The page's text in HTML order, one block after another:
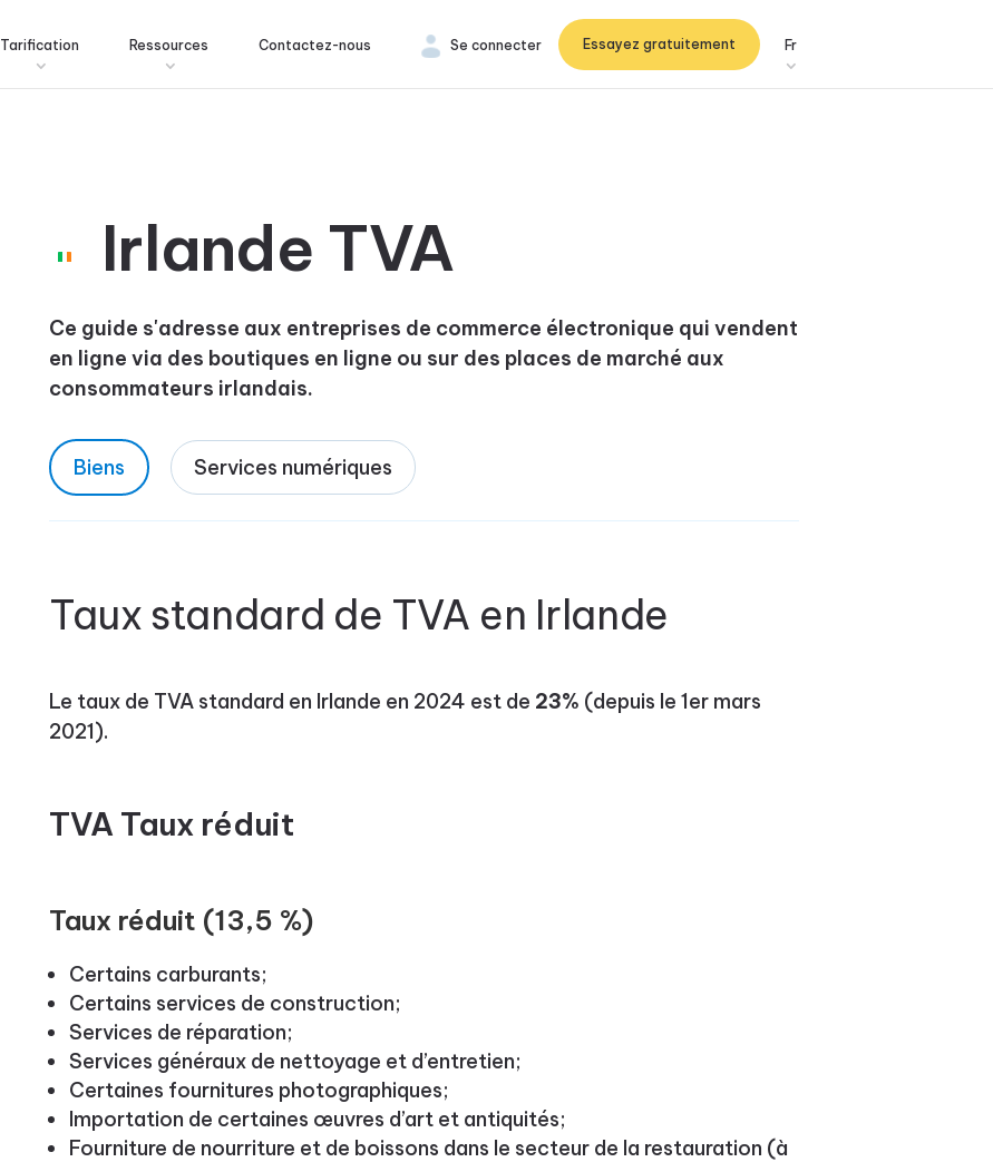
Tarification Ressources Contactez-nous Fr
Essayez gratuitement
Se connecter
Irlande TVA
Ce guide s'adresse aux entreprises de commerce électronique qui vendent
en ligne via des boutiques en ligne ou sur des places de marché aux
consommateurs irlandais.
Biens Services numériques
Taux standard de TVA en Irlande
Le taux de TVA standard en Irlande en 2024 est de 23% (depuis le 1er mars
2021).
TVA Taux réduit
Taux réduit (13,5 %)
Certains carburants;
Certains services de construction;
Services de réparation;
Services généraux de nettoyage et d’entretien;
Certaines fournitures photographiques;
Importation de certaines œuvres d’art et antiquités;
Fourniture de nourriture et de boissons dans le secteur de la restauration (à